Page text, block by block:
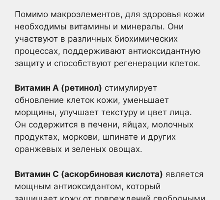
Помимо макроэлементов, для здоровья кожи
необходимы витамины и минералы. Они
участвуют в различных биохимических
процессах, поддерживают антиоксидантную
защиту и способствуют регенерации клеток.
Витамин А (ретинол) стимулирует
обновление клеток кожи, уменьшает
морщины, улучшает текстуру и цвет лица.
Он содержится в печени, яйцах, молочных
продуктах, моркови, шпинате и других
оранжевых и зеленых овощах.
Витамин С (аскорбиновая кислота) является
мощным антиоксидантом, который